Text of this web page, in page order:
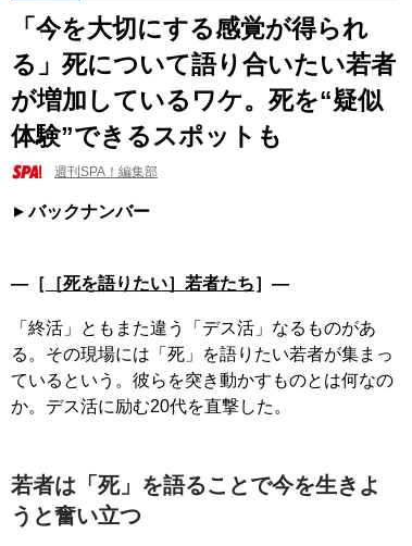
「今を大切にする感覚が得られ
る」死について語り合いたい若者
が増加しているワケ。死を“疑似
体験”できるスポットも
週刊SPA！編集部
バックナンバー
―［ ［死を語りたい］若者たち］―
「終活」ともまた違う「デス活」なるものがあ
る。その現場には「死」を語りたい若者が集まっ
ているという。彼らを突き動かすものとは何なの
か。デス活に励む20代を直撃した。
若者は「死」を語ることで今を生きよ
うと奮い立つ